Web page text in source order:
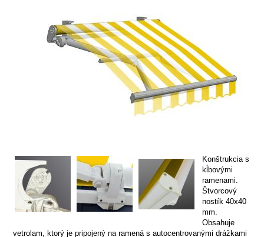
Konštrukcia s
kĺbovými
ramenami.
Štvorcový
nostík 40x40
mm.
Obsahuje
vetrolam, ktorý je pripojený na ramená s autocentrovanými drážkami